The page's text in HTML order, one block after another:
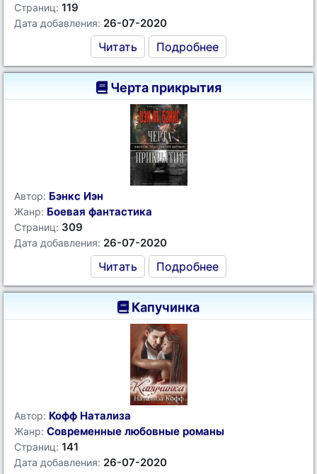
Страниц: 119
Дата добавления: 26-07-2020
Читать Подробнее
Черта прикрытия
Автор: Бэнкс Иэн
Жанр: Боевая фантастика
Страниц: 309
Дата добавления: 26-07-2020
Читать Подробнее
Капучинка
Автор: Кофф Натализа
Жанр: Современные любовные романы
Страниц: 141
Дата добавления: 26-07-2020